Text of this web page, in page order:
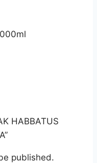
HABBATUS
published.